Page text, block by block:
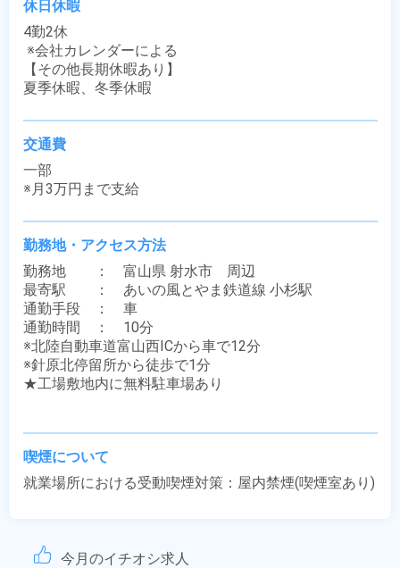
休日休暇
4勤2休
【その他長期休暇あり】
夏季休暇、冬季休暇
交通費
一部
※月3万円まで支給
勤務地・アクセス方法
勤務地　　：　富山県 射水市　周辺
最寄駅　　：　あいの風とやま鉄道線 小杉駅
通勤手段　：　車
通勤時間　：　10分
※北陸自動車道富山西ICから車で12分
※針原北停留所から徒歩で1分
★工場敷地内に無料駐車場あり
喫煙について
就業場所における受動喫煙対策：屋内禁煙(喫煙室あり)
今月のイチオシ求人